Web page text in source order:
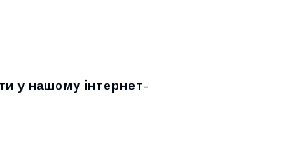
у нашому інтернет-